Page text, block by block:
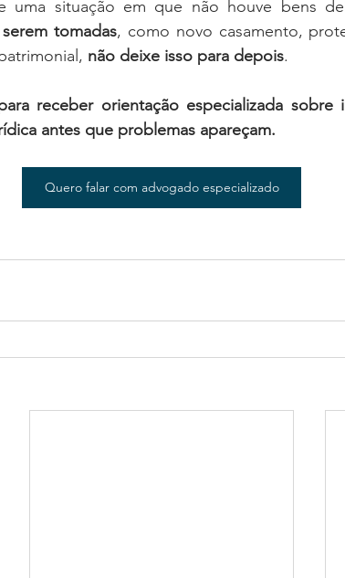
tomadas, como novo casamento,
não deixe isso para depois.
receber orientação especializada sobre
antes que problemas apareçam.
Quero falar com advogado especializado